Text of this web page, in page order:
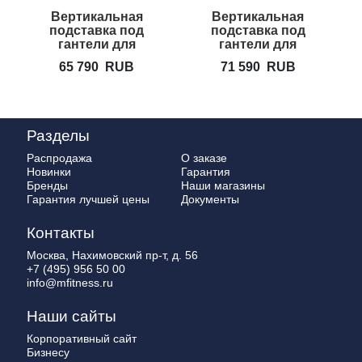
Вертикальная
подставка под
гантели для
5459
65 790 RUB
Вертикальная
подставка под
гантели для
HF-5460
71 590 RUB
Разделы
Распродажа
Новинки
Бренды
Гарантия лучшей цены
О заказе
Гарантия
Наши магазины
Документы
Контакты
Москва, Нахимовский пр-т, д. 56
+7 (495) 956 50 00
info@mfitness.ru
Наши сайты
Корпоративный сайт
Бизнесу